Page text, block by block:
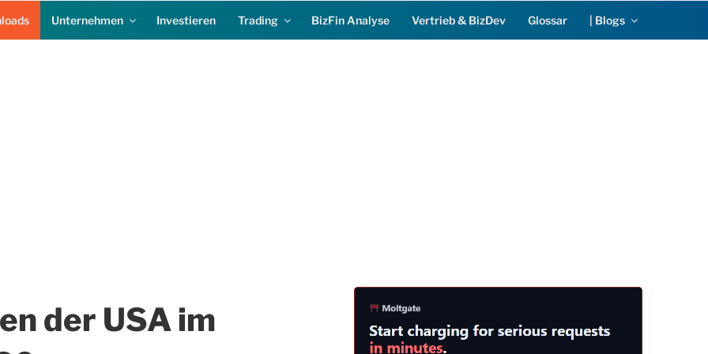
Unternehmen Investieren Trading BizFin Analyse Vertrieb & BizDev Glossar | Blogs
der USA im